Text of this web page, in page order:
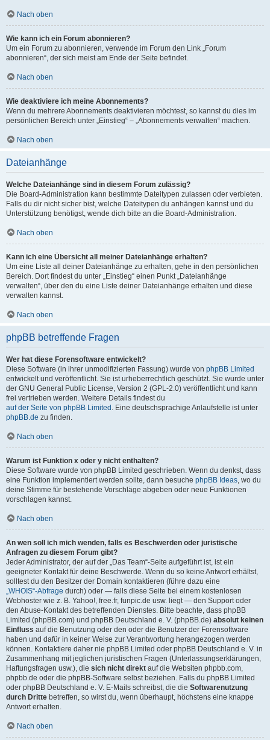
Nach oben
Wie kann ich ein Forum abonnieren?
Um ein Forum zu abonnieren, verwende im Forum den Link „Forum
abonnieren“, der sich meist am Ende der Seite befindet.
Nach oben
Wie deaktiviere ich meine Abonnements?
Wenn du mehrere Abonnements deaktivieren möchtest, so kannst du dies im
persönlichen Bereich unter „Einstieg“ – „Abonnements verwalten“ machen.
Nach oben
Dateianhänge
Welche Dateianhänge sind in diesem Forum zulässig?
Die Board-Administration kann bestimmte Dateitypen zulassen oder verbieten.
Falls du dir nicht sicher bist, welche Dateitypen du anhängen kannst und du
Unterstützung benötigst, wende dich bitte an die Board-Administration.
Nach oben
Kann ich eine Übersicht all meiner Dateianhänge erhalten?
Um eine Liste all deiner Dateianhänge zu erhalten, gehe in den persönlichen
Bereich. Dort findest du unter „Einstieg“ einen Punkt „Dateianhänge
verwalten“, über den du eine Liste deiner Dateianhänge erhalten und diese
verwalten kannst.
Nach oben
phpBB betreffende Fragen
Wer hat diese Forensoftware entwickelt?
Diese Software (in ihrer unmodifizierten Fassung) wurde von phpBB Limited
entwickelt und veröffentlicht. Sie ist urheberrechtlich geschützt. Sie wurde unter
der GNU General Public License, Version 2 (GPL-2.0) veröffentlicht und kann
frei vertrieben werden. Weitere Details findest du
auf der Seite von phpBB Limited . Eine deutschsprachige Anlaufstelle ist unter
phpBB.de zu finden.
Nach oben
Warum ist Funktion x oder y nicht enthalten?
Diese Software wurde von phpBB Limited geschrieben. Wenn du denkst, dass
eine Funktion implementiert werden sollte, dann besuche phpBB Ideas , wo du
deine Stimme für bestehende Vorschläge abgeben oder neue Funktionen
vorschlagen kannst.
Nach oben
An wen soll ich mich wenden, falls es Beschwerden oder juristische
Anfragen zu diesem Forum gibt?
Jeder Administrator, der auf der „Das Team“-Seite aufgeführt ist, ist ein
geeigneter Kontakt für deine Beschwerde. Wenn du so keine Antwort erhältst,
solltest du den Besitzer der Domain kontaktieren (führe dazu eine
„WHOIS“-Abfrage durch) oder — falls diese Seite bei einem kostenlosen
Webhoster wie z. B. Yahoo!, free.fr, funpic.de usw. liegt — den Support oder
den Abuse-Kontakt des betreffenden Dienstes. Bitte beachte, dass phpBB
Limited (phpBB.com) und phpBB Deutschland e. V. (phpBB.de) absolut keinen
Einfluss auf die Benutzung oder den oder die Benutzer der Forensoftware
haben und dafür in keiner Weise zur Verantwortung herangezogen werden
können. Kontaktiere daher nie phpBB Limited oder phpBB Deutschland e. V. in
Zusammenhang mit jeglichen juristischen Fragen (Unterlassungserklärungen,
Haftungsfragen usw.), die sich nicht direkt auf die Websiten phpbb.com,
phpbb.de oder die phpBB-Software selbst beziehen. Falls du phpBB Limited
oder phpBB Deutschland e. V. E-Mails schreibst, die die Softwarenutzung
durch Dritte betreffen, so wirst du, wenn überhaupt, höchstens eine knappe
Antwort erhalten.
Nach oben